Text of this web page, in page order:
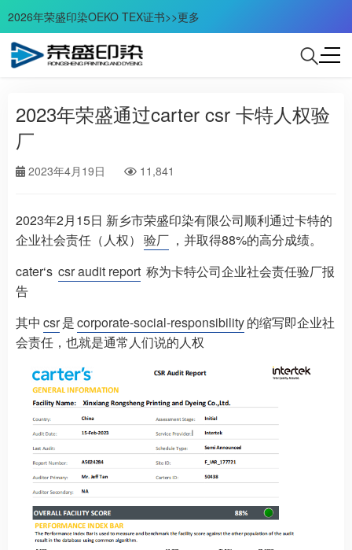
2026年荣盛印染OEKO TEX证书>>更多
2023年荣盛通过carter csr 卡特人权验
厂
2023年4月19日 11,841
2023年2月15日 新乡市荣盛印染有限公司顺利通过卡特的
企业社会责任（人权） 验厂 ，并取得88%的高分成绩。
cater‘s csr audit report 称为卡特公司企业社会责任验厂报
告
其中 csr是corporate-social-responsibility的缩写即企业社
会责任，也就是通常人们说的人权